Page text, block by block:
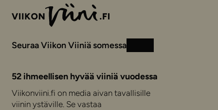
Seuraa Viikon Viiniä somessa
52 ihmeellisen hyvää viiniä vuodessa
Viikonviini.fi on media aivan tavallisille
viinin ystäville. Se vastaa